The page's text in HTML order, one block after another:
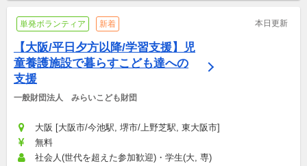
単発ボランティア 新着 本日更新
【大阪/平日夕方以降/学習支援】児
童養護施設で暮らすこども達への
支援
一般財団法人　みらいこども財団
大阪 [大阪市/今池駅, 堺市/上野芝駅, 東大阪市]
無料
社会人(世代を超えた参加歓迎)・学生(大, 専)